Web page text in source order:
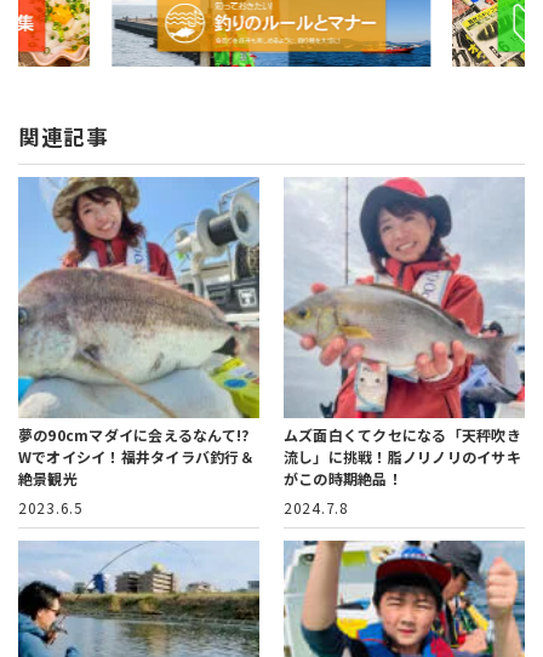
関連記事
夢の90cmマダイに会えるなんて!?
Wでオイシイ！福井タイラバ釣行＆
絶景観光
2023.6.5
ムズ面白くてクセになる「天秤吹き
流し」に挑戦！ 脂ノリノリのイサキ
がこの時期絶品！
2024.7.8